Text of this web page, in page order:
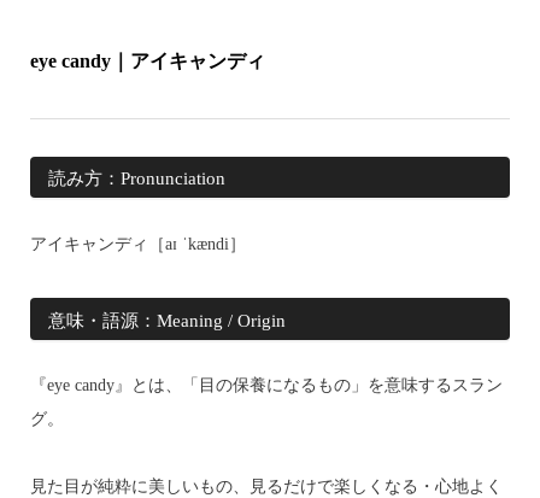
eye candy｜アイキャンディ
読み方：Pronunciation
アイキャンディ［aɪ ˈkændi ］
意味・語源：Meaning / Origin
『eye candy』とは、「目の保養になるもの」を意味するスラン
グ。
見た目が純粋に美しいもの、見るだけで楽しくなる・心地よく